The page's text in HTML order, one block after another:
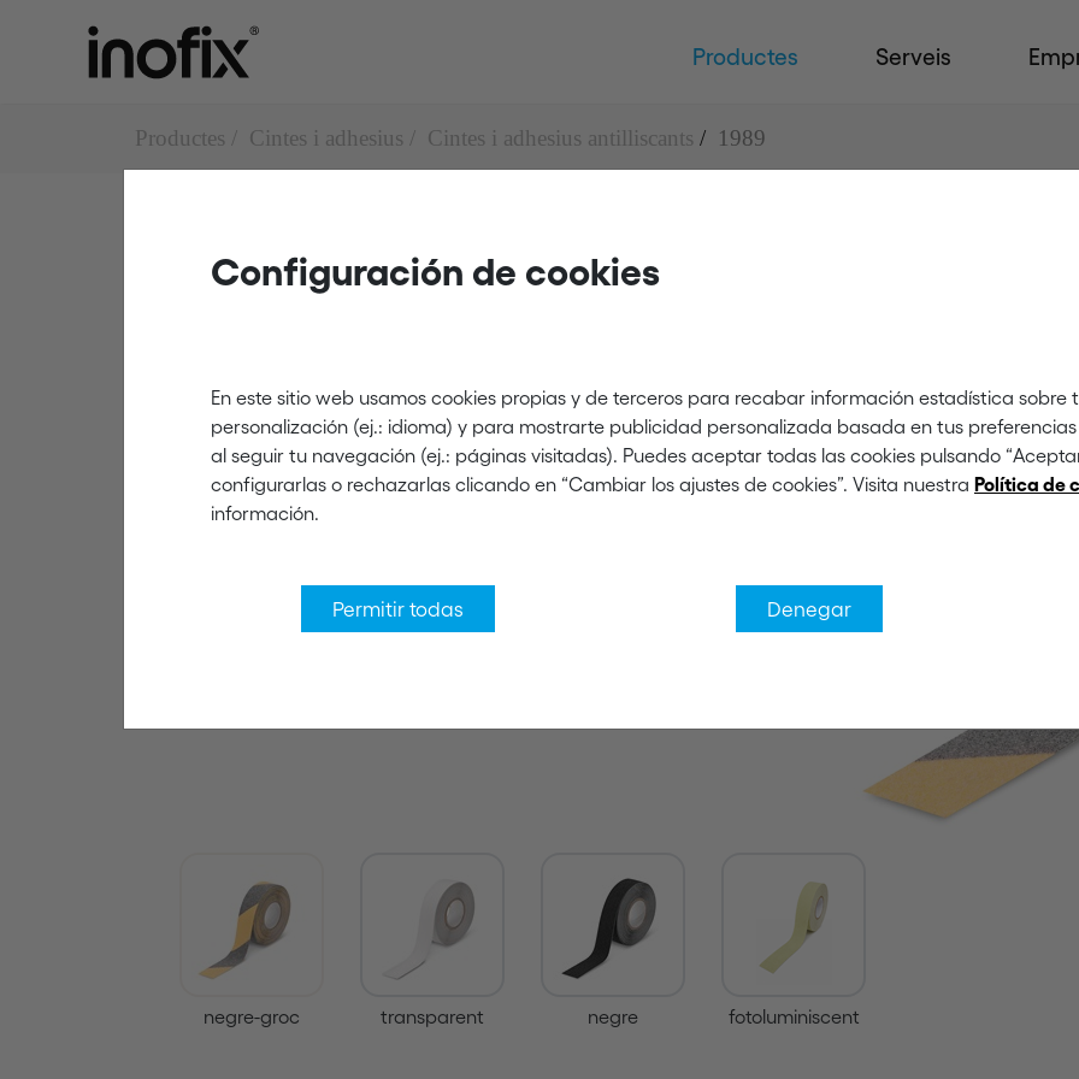
Configuración de cookies
En este sitio web usamos cookies propias y de terceros para recabar información estadística
personalización (ej.: idioma) y para mostrarte publicidad personalizada basada en tus
al seguir tu navegación (ej.: páginas visitadas). Puedes aceptar todas las cookies pulsando
configurarlas o rechazarlas clicando en “Cambiar los ajustes de cookies”. Visita nuestra Política de
información.
Permitir todas Denegar
Productes Serveis
Productes Cintes i adhesius Cintes i adhesius antilliscants 1989
Cintes i adhesius antilliscants
negre-groc
negre-groc transparent negre fotoluminiscent